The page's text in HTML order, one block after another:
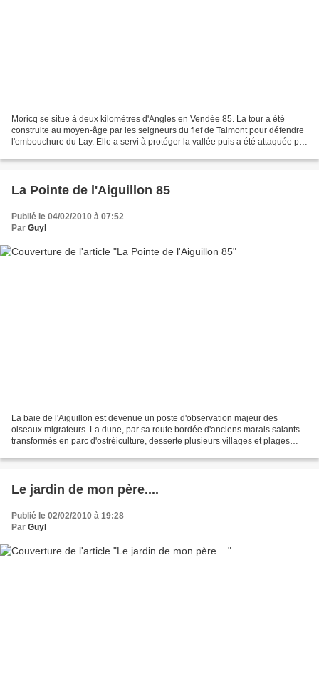
Moricq se situe à deux kilomètres d'Angles en Vendée 85. La tour a été
construite au moyen-âge par les seigneurs du fief de Talmont pour défendre
l'embouchure du Lay. Elle a servi à protéger la vallée puis a été attaquée par
La Pointe de l'Aiguillon 85
Publié le 04/02/2010 à 07:52
Par Guyl
La baie de l'Aiguillon est devenue un poste d'observation majeur des
oiseaux migrateurs. La dune, par sa route bordée d'anciens marais salants
transformés en parc d'ostréiculture, desserte plusieurs villages et plages
Le jardin de mon père....
Publié le 02/02/2010 à 19:28
Par Guyl